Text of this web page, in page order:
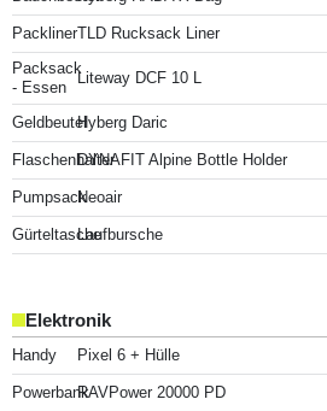
PacklinerTLD Rucksack Liner
Packsack
- Essen
Liteway DCF 10 L
GeldbeutelHyberg Daric
FlaschenhalterDYNAFIT Alpine Bottle Holder
PumpsackNeoair
GürteltascheLaufbursche
Elektronik
Handy Pixel 6 + Hülle
PowerbankRAVPower 20000 PD